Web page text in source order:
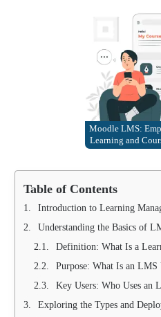
Moodle LMS:
Learning and
Table of Contents
Introduction to Learning
Understanding the Basics of
Definition: What Is a
Purpose: What Is an LMS
Key Users: Who Uses an
Exploring the Types and